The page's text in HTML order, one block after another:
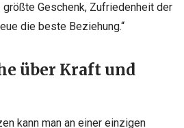
größte Geschenk, Zufriedenheit der
die beste Beziehung.“
über Kraft und
kann man an einer einzigen